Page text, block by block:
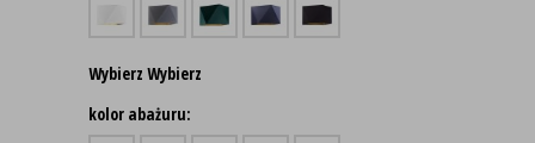
Wybierz Wybierz
kolor abażuru: